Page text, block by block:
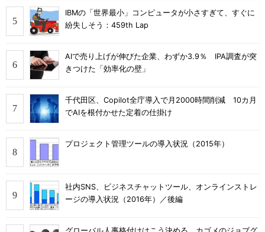
IBMの「世界最小」コンピュータが小さすぎて、すぐに
紛失しそう：459th Lap
AIで売り上げが伸びた企業、わずか3.9％ IPA調査が突
きつけた「効率化の壁」
千代田区、Copilot全庁導入で月2000時間削減 10カ月
でAIを根付かせた定着の仕掛け
プロジェクト管理ツールの導入状況（2015年）
社内SNS、ビジネスチャットツール、オンラインストレ
ージの導入状況（2016年）／後編